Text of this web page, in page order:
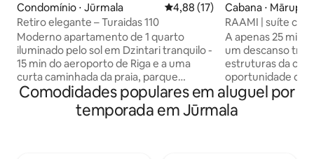
Condomínio ⋅ Jūrmala 4,88 de uma avaliação média
4,88 (17)
Retiro elegante – Turaidas 110
Moderno apartamento de 1 quarto
iluminado pelo sol em Dzintari tranquilo -
15 min do aeroporto de Riga e a uma
curta caminhada da praia, parque
florestal e cafés. Varanda privativa, Wi-Fi
de 339 Mbps, mesa de trabalho. Cozinha
completa com máquina de lavar louça,
Cabana ⋅
RAAMI | suíte
A apenas 25
um descanso
estruturas da
oportunidade de
agitação do dia a
floresta e dos pássaros,
um banho com
Comodidades populares em aluguel por
temporada em Jūrmala